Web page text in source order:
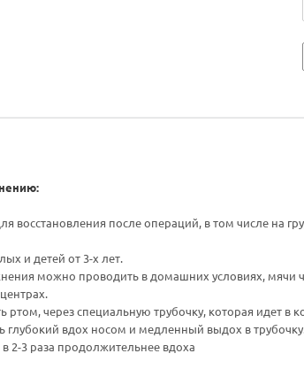
восстановления после операций, в том числе на
и детей от 3-х лет.
можно проводить в домашних условиях, мячи
ртом, через специальную трубочку, которая идет в
глубокий вдох носом и медленный выдох в
2-3 раза продолжительнее вдоха